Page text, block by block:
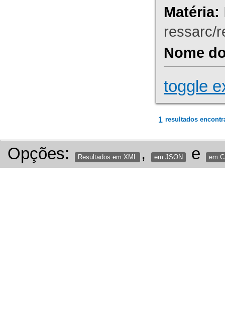
Matéria:
ressarc/
Nome
toggle
1 resultados
Opções: Resultados em XML , em JSON e em